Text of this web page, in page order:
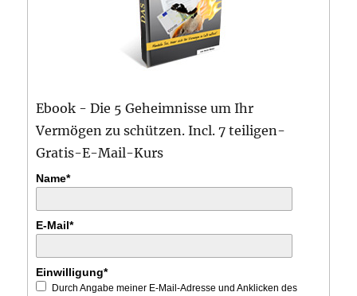
Ebook - Die 5 Geheimnisse um Ihr
Vermögen zu schützen. Incl. 7 teiligen-
Gratis-E-Mail-Kurs
Name*
E-Mail*
Einwilligung*
Durch Angabe meiner E-Mail-Adresse und Anklicken des